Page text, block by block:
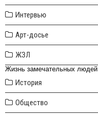
Интервью
Арт-досье
ЖЗЛ
Жизнь замечательных людей
История
Общество